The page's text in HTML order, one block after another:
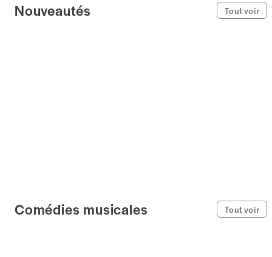
Nouveautés Tout voir
Comédies musicales Tout voir